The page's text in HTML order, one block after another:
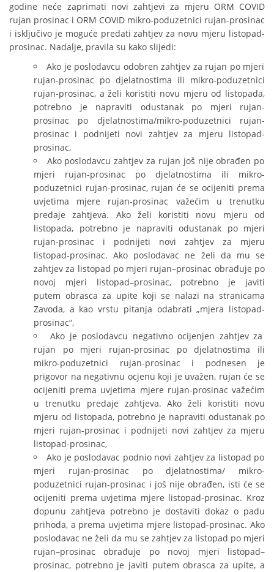
godine neće zaprimati novi zahtjevi za mjeru ORM COVID
rujan prosinac i ORM COVID mikro-poduzetnici rujan-prosinac
i isključivo je moguće predati zahtjev za novu mjeru listopad-
prosinac. Nadalje, pravila su kako slijedi:
Ako je poslodavcu odobren zahtjev za rujan po mjeri
rujan-prosinac po djelatnostima ili mikro-poduzetnici
rujan-prosinac, a želi koristiti novu mjeru od listopada,
potrebno je napraviti odustanak po mjeri rujan-
prosinac po djelatnostima/mikro-poduzetnici rujan-
prosinac i podnijeti novi zahtjev za mjeru listopad-
prosinac,
Ako poslodavcu zahtjev za rujan još nije obrađen po
mjeri rujan-prosinac po djelatnostima ili mikro-
poduzetnici rujan-prosinac, rujan će se ocijeniti prema
uvjetima mjere rujan-prosinac važećim u trenutku
predaje zahtjeva. Ako želi koristiti novu mjeru od
listopada, potrebno je napraviti odustanak po mjeri
rujan-prosinac i podnijeti novi zahtjev za mjeru
listopad-prosinac. Ako poslodavac ne želi da mu se
zahtjev za listopad po mjeri rujan–prosinac obrađuje po
novoj mjeri listopad–prosinac, potrebno je javiti
putem obrasca za upite koji se nalazi na stranicama
Zavoda, a kao vrstu pitanja odabrati „mjera listopad-
prosinac“,
Ako je poslodavcu negativno ocijenjen zahtjev za
rujan po mjeri rujan-prosinac po djelatnostima ili
mikro-poduzetnici rujan-prosinac i podnesen je
prigovor na negativnu ocjenu koji je uvažen, rujan će se
ocijeniti prema uvjetima mjere rujan-prosinac važećim
u trenutku predaje zahtjeva. Ako želi koristiti novu
mjeru od listopada, potrebno je napraviti odustanak po
mjeri rujan-prosinac i podnijeti novi zahtjev za mjeru
listopad-prosinac,
Ako je poslodavac podnio novi zahtjev za listopad po
mjeri rujan-prosinac po djelatnostima/ mikro-
poduzetnici rujan-prosinac i još nije obrađen, isti će se
ocijeniti prema uvjetima mjere listopad-prosinac. Kroz
dopunu zahtjeva potrebno je dostaviti dokaz o padu
prihoda, a prema uvjetima mjere listopad-prosinac. Ako
poslodavac ne želi da mu se zahtjev za listopad po mjeri
rujan–prosinac obrađuje po novoj mjeri listopad–
prosinac, potrebno je javiti putem obrasca za upite, a